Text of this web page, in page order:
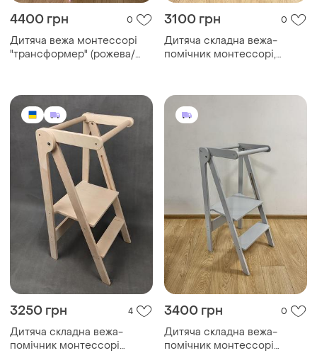
4400 грн 0
Дитяча вежа монтессорі
"трансформер" (рожева/
3100 грн 0
Дитяча складна вежа-
помічник монтессорі,
3250 грн 4
Дитяча складна вежа-
помічник монтессорі
3400 грн 0
Дитяча складна вежа-
помічник монтессорі